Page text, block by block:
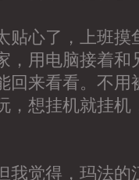
贴心了，上班摸
，用电脑接着和
回来看看。不用
，想挂机就挂机
我觉得，玛法的